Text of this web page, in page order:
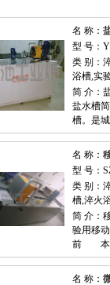
名 称：
型 号：
类 别：
浴槽,实
简 介：
盐水槽
槽。是
名 称：
型 号：
类 别：
槽,淬火
简 介：
验用移
前 本
名 称：